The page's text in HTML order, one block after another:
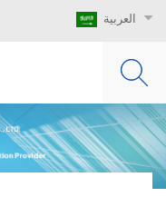
العربية